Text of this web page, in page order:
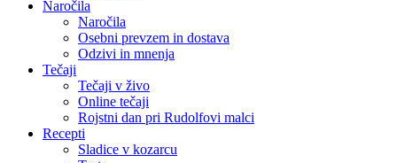
Naročila
Naročila
Osebni prevzem in dostava
Odzivi in mnenja
Tečaji
Tečaji v živo
Online tečaji
Rojstni dan pri Rudolfovi malci
Recepti
Sladice v kozarcu